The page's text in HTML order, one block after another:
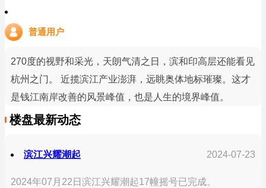
普通用户
270度的视野和采光，天朗气清之日，滨和印高层还能看见
杭州之门。 近揽滨江产业澎湃，远眺奥体地标璀璨。这才
是钱江南岸改善的风景峰值，也是人生的境界峰值。
楼盘最新动态
滨江兴耀潮起 2024-07-23
2024年07月22日滨江兴耀潮起17幢摇号已完成。